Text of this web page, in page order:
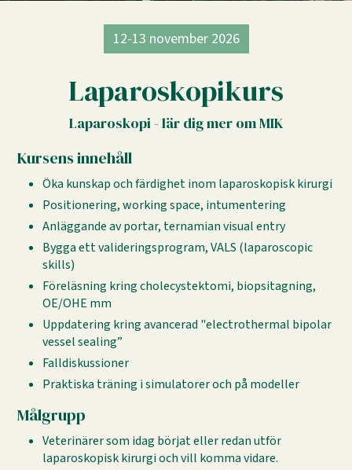
12-13 november 2026
Laparoskopikurs
Laparoskopi - lär dig mer om MIK
Kursens innehåll
Öka kunskap och färdighet inom laparoskopisk kirurgi
Positionering, working space, intumentering
Anläggande av portar, ternamian visual entry
Bygga ett valideringsprogram, VALS (laparoscopic
skills)
Föreläsning kring cholecystektomi, biopsitagning,
OE/OHE mm
Uppdatering kring avancerad "electrothermal bipolar
vessel sealing”
Falldiskussioner
Praktiska träning i simulatorer och på modeller
Målgrupp
Veterinärer som idag börjat eller redan utför
laparoskopisk kirurgi och vill komma vidare.